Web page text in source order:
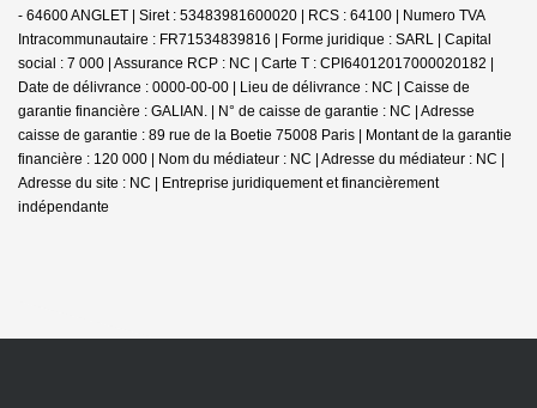
- 64600 ANGLET | Siret : 53483981600020 | RCS : 64100 | Numero TVA
Intracommunautaire : FR71534839816 | Forme juridique : SARL | Capital
social : 7 000 | Assurance RCP : NC | Carte T : CPI64012017000020182 |
Date de délivrance : 0000-00-00 | Lieu de délivrance : NC | Caisse de
garantie financière : GALIAN. | N° de caisse de garantie : NC | Adresse
caisse de garantie : 89 rue de la Boetie 75008 Paris | Montant de la garantie
financière : 120 000 | Nom du médiateur : NC | Adresse du médiateur : NC |
Adresse du site : NC |
Entreprise juridiquement et financièrement
indépendante